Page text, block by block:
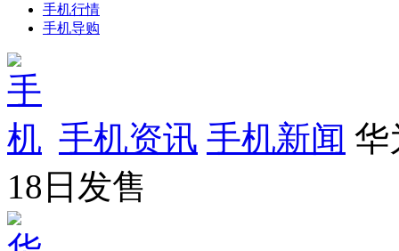
手机行情
手机导购
手机资讯 手机新闻 华
18日发售